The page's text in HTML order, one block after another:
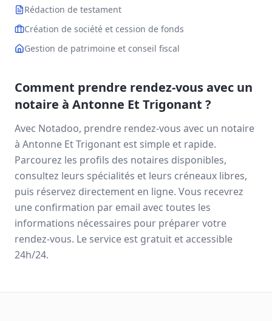
Rédaction de testament
Création de société et cession de fonds
Gestion de patrimoine et conseil fiscal
Comment prendre rendez-vous avec un
notaire à Antonne Et Trigonant ?
Avec Notadoo, prendre rendez-vous avec un notaire
à Antonne Et Trigonant est simple et rapide.
Parcourez les profils des notaires disponibles,
consultez leurs spécialités et leurs créneaux libres,
puis réservez directement en ligne. Vous recevrez
une confirmation par email avec toutes les
informations nécessaires pour préparer votre
rendez-vous. Le service est gratuit et accessible
24h/24.